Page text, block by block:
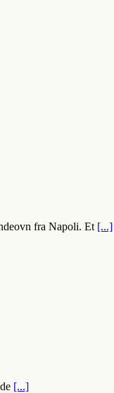
fra Napoli. Et [...]
[...]